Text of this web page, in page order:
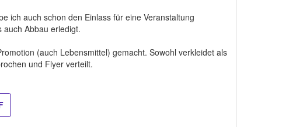
ich auch schon den Einlass für eine Veranstaltung
Abbau erledigt.
(auch Lebensmittel) gemacht. Sowohl verkleidet als
und Flyer verteilt.